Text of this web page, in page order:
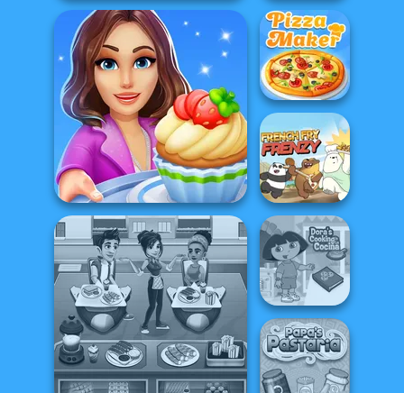
Tiny Baker Ocean Jelly
Cake
Cooking Stories: Fun Cafe
Hello Kitty And
Friends Restau...
The Pizza Maker
French Fry Frenzy
Dora Cooking in
la Cucina